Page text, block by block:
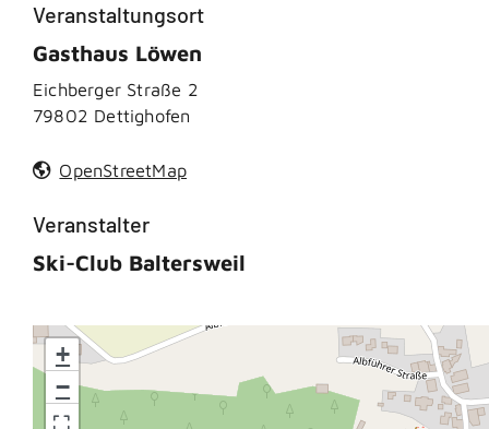
+
−
Veranstaltungsort
Gasthaus Löwen
Eichberger Straße 2
79802 Dettighofen
OpenStreetMap
Veranstalter
Ski-Club Baltersweil